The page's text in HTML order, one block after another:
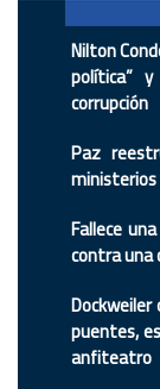
Nilton
política”
corrupción
Paz
ministerios
Fallece
contra una
puentes,
anfiteatro